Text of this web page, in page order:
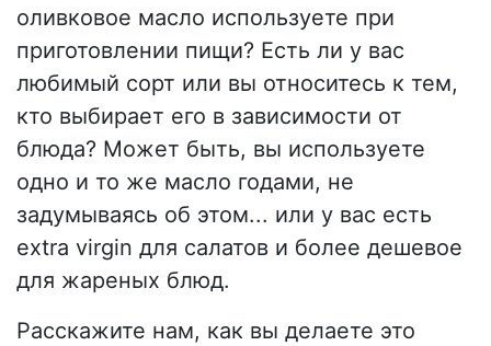
оливковое масло используете при
приготовлении пищи? Есть ли у вас
любимый сорт или вы относитесь к тем,
кто выбирает его в зависимости от
блюда? Может быть, вы используете
одно и то же масло годами, не
задумываясь об этом... или у вас есть
extra virgin для салатов и более дешевое
для жареных блюд.
Расскажите нам, как вы делаете это